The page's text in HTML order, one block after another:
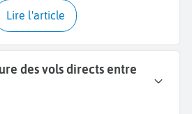
Lire l'article
des vols directs entre